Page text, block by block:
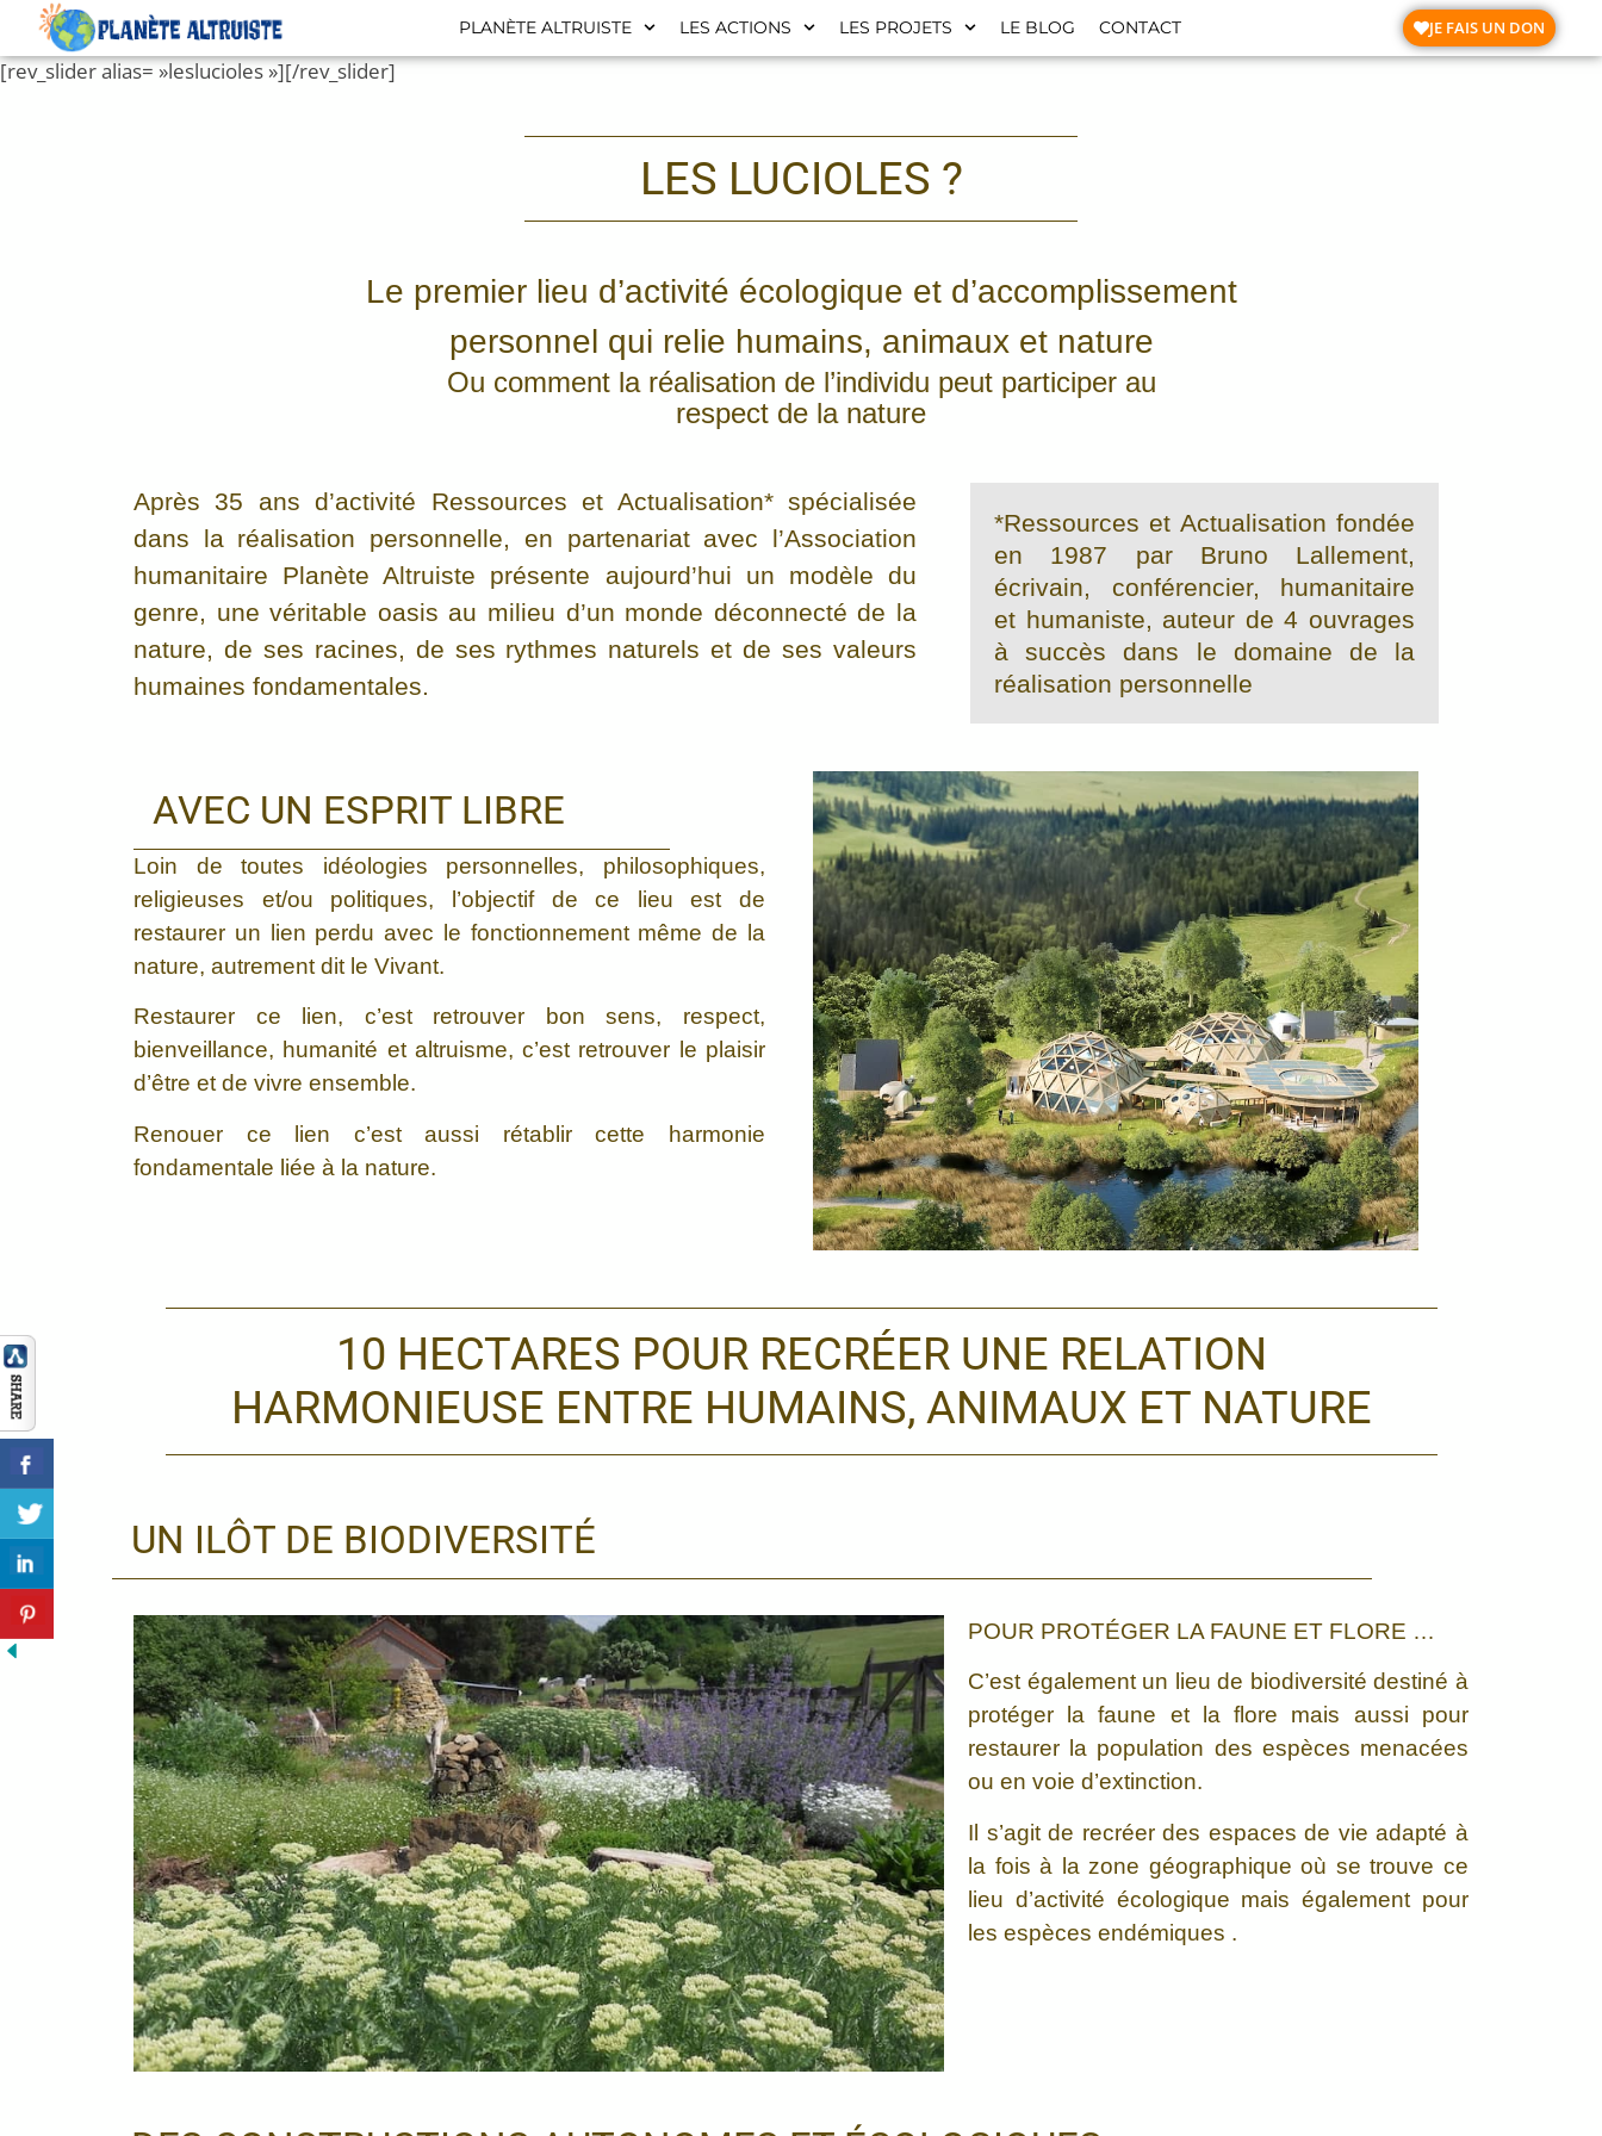
PLANÈTE ALTRUISTE LES ACTIONS LES PROJETS LE BLOG CONTACT JE FAIS UN DON
[rev_slider alias= »leslucioles »][/rev_slider]
LES LUCIOLES ?
Le premier lieu d’activité écologique et d’accomplissement
personnel qui relie humains, animaux et nature
Ou comment la réalisation de l’individu peut participer au
respect de la nature
Après 35 ans d’activité Ressources et Actualisation* spécialisée
dans la réalisation personnelle, en partenariat avec l’Association
humanitaire Planète Altruiste présente aujourd’hui un modèle du
genre, une véritable oasis au milieu d’un monde déconnecté de la
nature, de ses racines, de ses rythmes naturels et de ses valeurs
humaines fondamentales.
*Ressources et Actualisation fondée
en 1987 par Bruno Lallement,
écrivain, conférencier, humanitaire
et humaniste, auteur de 4 ouvrages
à succès dans le domaine de la
réalisation personnelle
AVEC UN ESPRIT LIBRE
Loin de toutes idéologies personnelles, philosophiques,
religieuses et/ou politiques, l’objectif de ce lieu est de
restaurer un lien perdu avec le fonctionnement même de la
nature, autrement dit le Vivant.
Restaurer ce lien, c’est retrouver bon sens, respect,
bienveillance, humanité et altruisme, c’est retrouver le plaisir
d’être et de vivre ensemble.
Renouer ce lien c’est aussi rétablir cette harmonie
fondamentale liée à la nature.
10 HECTARES POUR RECRÉER UNE RELATION
HARMONIEUSE ENTRE HUMAINS, ANIMAUX ET NATURE
UN ILÔT DE BIODIVERSITÉ
POUR PROTÉGER LA FAUNE ET FLORE …
C’est également un lieu de biodiversité destiné à
protéger la faune et la flore mais aussi pour
restaurer la population des espèces menacées
ou en voie d’extinction.
Il s’agit de recréer des espaces de vie adapté à
la fois à la zone géographique où se trouve ce
lieu d’activité écologique mais également pour
les espèces endémiques .